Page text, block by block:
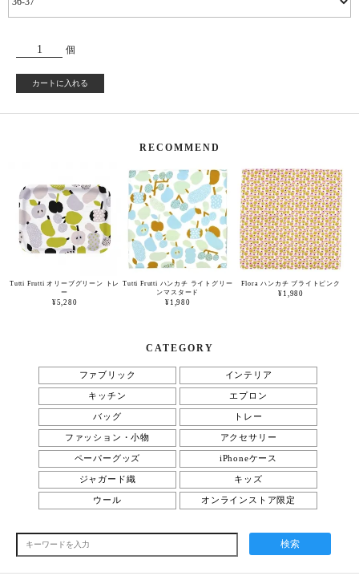
個
カートに入れる
RECOMMEND
Tutti Frutti オリーブグリーン トレ
ー
¥5,280
Tutti Frutti ハンカチ ライトグリー
ンマスタード
¥1,980
Flora ハンカチ ブライトピンク
¥1,980
CATEGORY
ファブリック インテリア
キッチン エプロン
バッグ トレー
ファッション・小物 アクセサリー
ペーパーグッズ iPhoneケース
ジャガード織 キッズ
ウール オンラインストア限定
検索